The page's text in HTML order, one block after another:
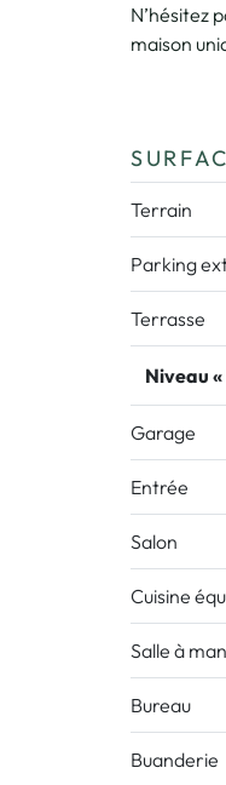
N’hésitez
maison
Terrain
Parking
Terrasse
Niveau
Garage
Entrée
Salon
Cuisine
Salle à
Bureau
Buanderie